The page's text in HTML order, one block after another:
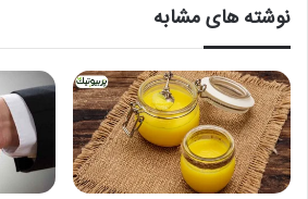
نوشته های مشابه